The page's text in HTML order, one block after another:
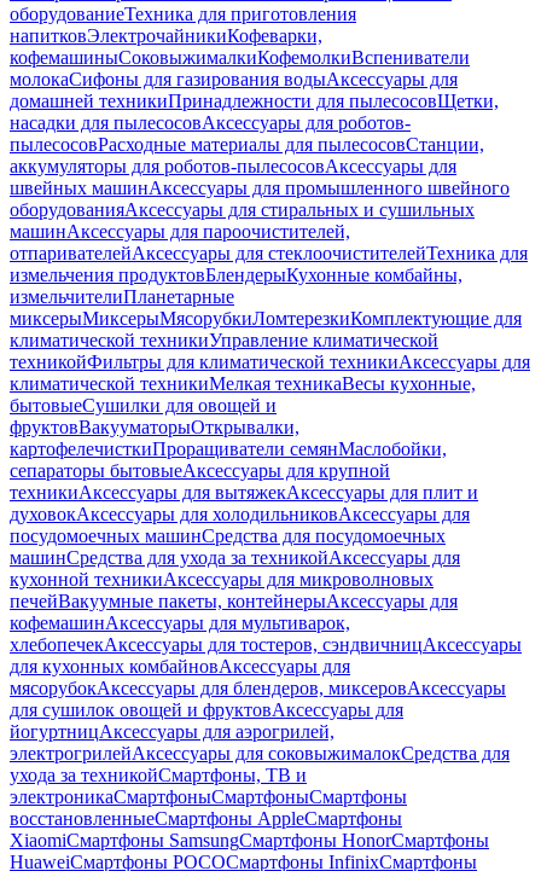
оборудованиеТехника для приготовления
напитковЭлектрочайникиКофеварки,
кофемашиныСоковыжималкиКофемолкиВспениватели
молокаСифоны для газирования водыАксессуары для
домашней техникиПринадлежности для пылесосовЩетки,
насадки для пылесосовАксессуары для роботов-
пылесосовРасходные материалы для пылесосовСтанции,
аккумуляторы для роботов-пылесосовАксессуары для
швейных машинАксессуары для промышленного швейного
оборудованияАксессуары для стиральных и сушильных
машинАксессуары для пароочистителей,
отпаривателейАксессуары для стеклоочистителейТехника для
измельчения продуктовБлендерыКухонные комбайны,
измельчителиПланетарные
миксерыМиксерыМясорубкиЛомтерезкиКомплектующие для
климатической техникиУправление климатической
техникойФильтры для климатической техникиАксессуары для
климатической техникиМелкая техникаВесы кухонные,
бытовыеСушилки для овощей и
фруктовВакууматорыОткрывалки,
картофелечисткиПроращиватели семянМаслобойки,
сепараторы бытовыеАксессуары для крупной
техникиАксессуары для вытяжекАксессуары для плит и
духовокАксессуары для холодильниковАксессуары для
посудомоечных машинСредства для посудомоечных
машинСредства для ухода за техникойАксессуары для
кухонной техникиАксессуары для микроволновых
печейВакуумные пакеты, контейнерыАксессуары для
кофемашинАксессуары для мультиварок,
хлебопечекАксессуары для тостеров, сэндвичницАксессуары
для кухонных комбайновАксессуары для
мясорубокАксессуары для блендеров, миксеровАксессуары
для сушилок овощей и фруктовАксессуары для
йогуртницАксессуары для аэрогрилей,
электрогрилейАксессуары для соковыжималокСредства для
ухода за техникойСмартфоны, ТВ и
электроникаСмартфоныСмартфоныСмартфоны
восстановленныеСмартфоны AppleСмартфоны
XiaomiСмартфоны SamsungСмартфоны HonorСмартфоны
HuaweiСмартфоны POCOСмартфоны InfinixСмартфоны